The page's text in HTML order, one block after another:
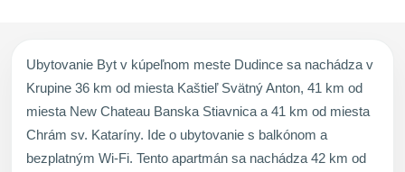
Ubytovanie Byt v kúpeľnom meste Dudince sa nachádza v
Krupine 36 km od miesta Kaštieľ Svätný Anton, 41 km od
miesta New Chateau Banska Stiavnica a 41 km od miesta
Chrám sv. Kataríny. Ide o ubytovanie s balkónom a
bezplatným Wi-Fi. Tento apartmán sa nachádza 42 km od